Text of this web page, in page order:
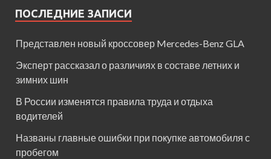
ПОСЛЕДНИЕ ЗАПИСИ
Представлен новый кроссовер Mercedes-Benz GLA
Эксперт рассказал о различиях в составе летних и
зимних шин
В России изменятся правила труда и отдыха
водителей
Названы главные ошибки при покупке автомобиля с
пробегом